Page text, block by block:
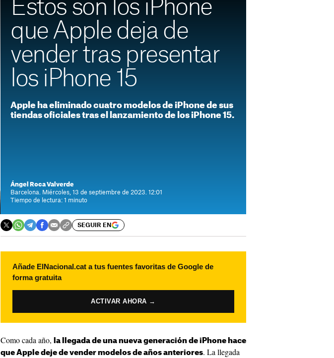
Estos son los iPhone
que Apple deja de
vender tras presentar
los iPhone 15
Apple ha eliminado cuatro modelos de iPhone de sus
tiendas oficiales tras el lanzamiento de los iPhone 15.
Ángel Roca Valverde
Barcelona. Miércoles, 13 de septiembre de 2023. 12:01
Tiempo de lectura: 1 minuto
SEGUIR EN
Añade ElNacional.cat a tus fuentes favoritas de Google de
forma gratuita
ACTIVAR AHORA →
Como cada año,
la llegada de una nueva generación de iPhone hace
que Apple deje de vender modelos de años anteriores. La llegada